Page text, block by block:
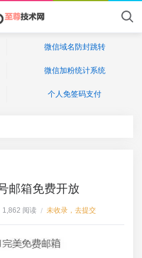
微信域名防封跳转
微信加粉统计系统
个人免签码支付
邮箱免费开放
1,862 阅读 / 未收录，去提交